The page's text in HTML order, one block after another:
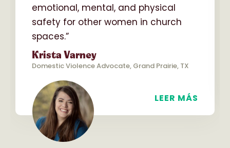
emotional, mental, and physical
safety for other women in church
spaces.”
Krista Varney
Domestic Violence Advocate, Grand Prairie, TX
LEER MÁS